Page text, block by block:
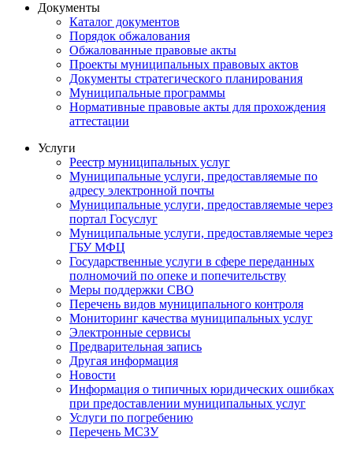
Документы
Каталог документов
Порядок обжалования
Обжалованные правовые акты
Проекты муниципальных правовых актов
Документы стратегического планирования
Муниципальные программы
Нормативные правовые акты для прохождения
аттестации
Услуги
Реестр муниципальных услуг
Муниципальные услуги, предоставляемые по
адресу электронной почты
Муниципальные услуги, предоставляемые через
портал Госуслуг
Муниципальные услуги, предоставляемые через
ГБУ МФЦ
Государственные услуги в сфере переданных
полномочий по опеке и попечительству
Меры поддержки СВО
Перечень видов муниципального контроля
Мониторинг качества муниципальных услуг
Электронные сервисы
Предварительная запись
Другая информация
Новости
Информация о типичных юридических ошибках
при предоставлении муниципальных услуг
Услуги по погребению
Перечень МСЗУ